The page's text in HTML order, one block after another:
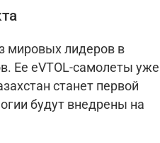
мировых лидеров в
Ее eVTOL-самолеты уже
станет первой
будут внедрены на